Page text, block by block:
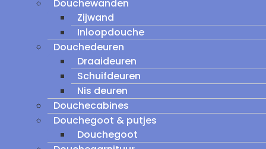
Douchewanden
Zijwand
Inloopdouche
Douchedeuren
Draaideuren
Schuifdeuren
Nis deuren
Douchecabines
Douchegoot & putjes
Douchegoot